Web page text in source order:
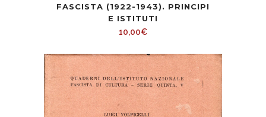
FASCISTA (1922-1943). PRINCIPI
E ISTITUTI
10,00€